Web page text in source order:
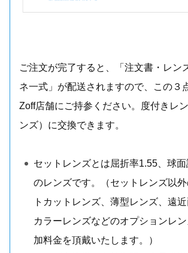
ご注文が完了すると、「注文書・レン
ネ一式」が配送されますので、この３
Zoff店舗にご持参ください。度付きレ
ンズ）に交換できます。
セットレンズとは屈折率1.55、球
のレンズです。（セットレンズ以
トカットレンズ、薄型レンズ、遠近
カラーレンズなどのオプションレ
加料金を頂戴いたします。）